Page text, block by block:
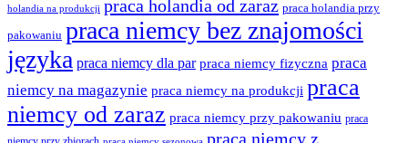
holandia na produkcji praca holandia od zaraz praca holandia przy
pakowaniu praca niemcy bez znajomości
języka praca niemcy dla par praca niemcy fizyczna praca
niemcy na magazynie praca niemcy na produkcji praca
niemcy od zaraz praca niemcy przy pakowaniu praca
praca niemcy z